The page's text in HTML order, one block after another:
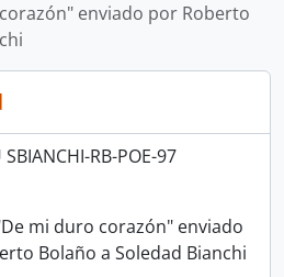
enviado por Roberto
SBIANCHI-RB-POE-97
mi duro corazón" enviado
Bolaño a Soledad Bianchi